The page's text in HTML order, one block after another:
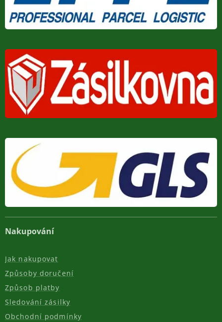
Nakupování
Jak nakupovat
Způsoby doručení
Způsob platby
Sledování zásilky
Obchodní podmínky